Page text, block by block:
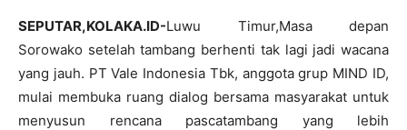
SEPUTAR,KOLAKA.ID-Luwu Timur,Masa depan
Sorowako setelah tambang berhenti tak lagi jadi wacana
yang jauh. PT Vale Indonesia Tbk, anggota grup MIND ID,
mulai membuka ruang dialog bersama masyarakat untuk
menyusun rencana pascatambang yang lebih